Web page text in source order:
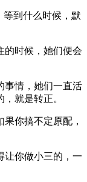
等到什么时候，默
的时候，她们便会
事情，她们一直活
就是转正。
你搞不定原配，
让你做小三的，一